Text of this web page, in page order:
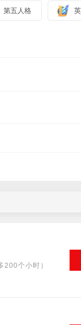
第五人格
200个小时）